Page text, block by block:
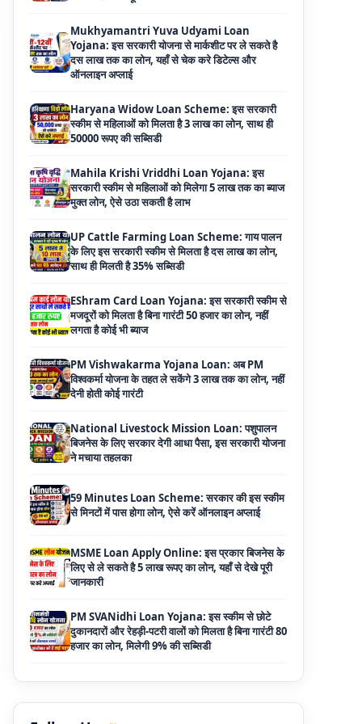
ऑनलाइन अप्लाई
Haryana Widow Loan Scheme: इस सरकारी
स्कीम से महिलाओं को मिलता है 3 लाख का लोन, साथ ही
Mahila Krishi Vriddhi Loan Yojana: इस
सरकारी स्कीम से महिलाओं को मिलेगा 5 लाख तक का ब्याज
UP Cattle Farming Loan Scheme: गाय पालन
के लिए इस सरकारी स्कीम से मिलता है दस लाख का लोन,
EShram Card Loan Yojana: इस सरकारी स्कीम से
मजदूरों को मिलता है बिना गारंटी 50 हजार का लोन, नहीं
PM Vishwakarma Yojana Loan: अब PM
विश्वकर्मा योजना के तहत ले सकेंगे 3 लाख तक का लोन, नहीं
National Livestock Mission Loan: पशुपालन
बिजनेस के लिए सरकार देगी आधा पैसा, इस सरकारी योजना
59 Minutes Loan Scheme: सरकार की इस स्कीम
से मिनटों में पास होगा लोन, ऐसे करें ऑनलाइन अप्लाई
MSME Loan Apply Online: इस प्रकार बिजनेस के
लिए से ले सकते है 5 लाख रूपए का लोन, यहाँ से देखे पूरी
PM SVANidhi Loan Yojana: इस स्कीम से छोटे
दुकानदारों और रेहड़ी-पटरी वालों को मिलता है बिना गारंटी 80
Haryana Self Help Group Loan 2026: स्वयं
सहायता समूह महिलाओं को मिल रहा है ₹10 लाख तक का